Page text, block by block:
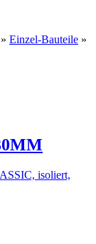
» Einzel-Bauteile »
isoliert,